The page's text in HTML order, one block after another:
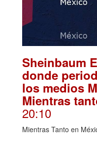
Sheinbaum
donde
los medios
Mientras
20:10
Mientras Tanto en